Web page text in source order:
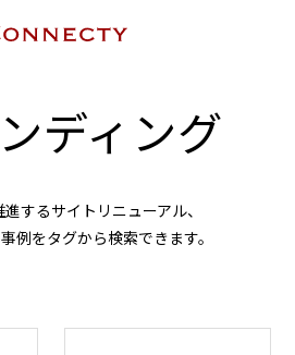
ディング
するサイトリニューアル、
例をタグから検索できます。